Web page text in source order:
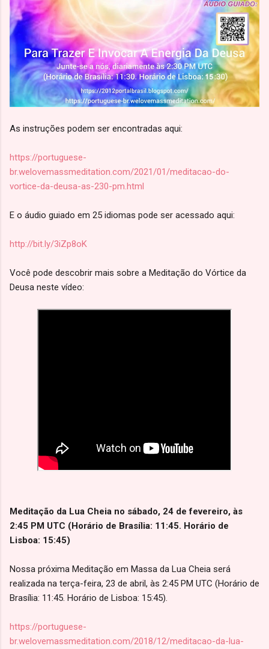
As instruções podem ser encontradas aqui:
https://portuguese-
br.welovemassmeditation.com/2021/01/meditacao-do-
vortice-da-deusa-as-230-pm.html
E o áudio guiado em 25 idiomas pode ser acessado aqui:
http://bit.ly/3iZp8oK
Você pode descobrir mais sobre a Meditação do Vórtice da
Deusa neste vídeo:
Meditação da Lua Cheia no sábado, 24 de fevereiro, às
2:45 PM UTC (Horário de Brasília: 11:45. Horário de
Lisboa: 15:45)
Nossa próxima Meditação em Massa da Lua Cheia será
realizada na terça-feira, 23 de abril, às 2:45 PM UTC (Horário de
Brasília: 11:45. Horário de Lisboa: 15:45).
https://portuguese-
br.welovemassmeditation.com/2018/12/meditacao-da-lua-